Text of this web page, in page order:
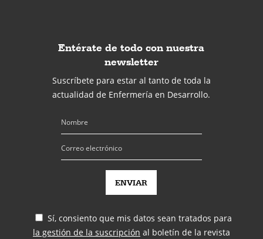
Entérate de todo con nuestra
newsletter
Suscríbete para estar al tanto de toda la
actualidad de Enfermería en Desarrollo.
Sí, consiento que mis datos sean tratados para
la gestión de la suscripción al boletín de la revista